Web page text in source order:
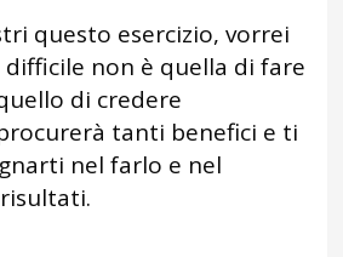
questo esercizio, vorrei
non è quella di fare
di credere
tanti benefici e ti
nel farlo e nel